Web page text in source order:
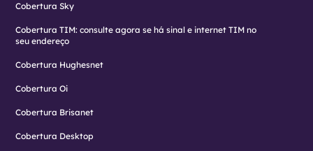
Cobertura Sky
Cobertura TIM: consulte agora se há sinal e internet TIM no
seu endereço
Cobertura Hughesnet
Cobertura Oi
Cobertura Brisanet
Cobertura Desktop